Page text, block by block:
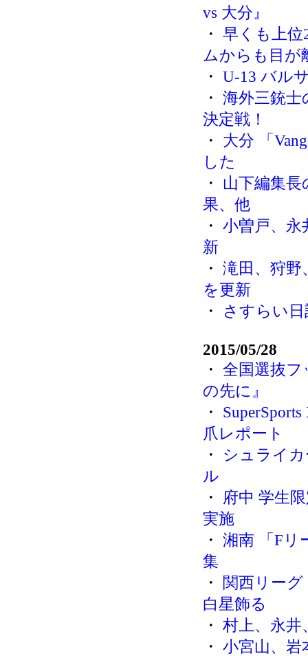
vs 大分』
・ 早くも上
ムからも目が
・ U-13 バル
・ 海外三銃
決定戦！
・ 大分 「
した
・ 山下編集長
果、他
・ 小曽戸、永
新
・ 滝田、狩野
を更新
・
さすらい
2015/05/28
・ 全国選抜フ
の先に』
・
爪レポート
・ シュライ
ル
・ 府中 学生
実施
・ 湘南 「Fリ
集
・ 関西リー
白星飾る
・ 村上、永井
・ 小宮山、岩